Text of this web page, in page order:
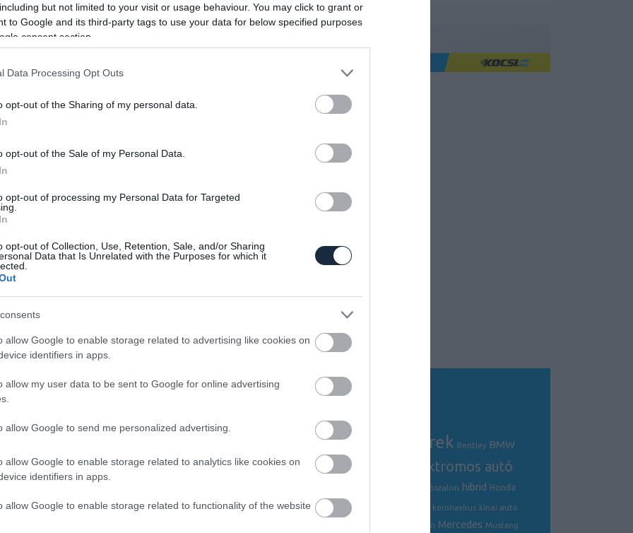
but not limited to your visit or usage behaviour. You may click to grant or
to Google and its third-party tags to use your data for below specified purposes
consent section.
Data Processing Opt Outs
opt-out of the Sharing of my personal data.
opt-out of the Sale of my Personal Data.
opt-out of processing my Personal Data for Targeted
opt-out of Collection, Use, Retention, Sale, and/or Sharing
Data that Is Unrelated with the Purposes for which it
allow Google to enable storage related to advertising like cookies on
identifiers in apps.
allow my user data to be sent to Google for online advertising
allow Google to send me personalized advertising.
allow Google to enable storage related to analytics like cookies on
identifiers in apps.
allow Google to enable storage related to functionality of the website
volt, azaz egy prototípus készült a 208 kabrióból,
Honnan lehet tudni, hogy tényleg
is bukkant a gyáriak saját múzeumában.
keménytetős CC-ként akarták megvalósítani,
megoldásra. A fix tető hiányát leszámítva az
meg. Kicsit több krómozást kapott volna
hangsúlyt kapott volna a bőrözés.
álláspont az, hogy a PSA Csoport által
és racionalizálásnak esett áldozatul a 208
az azonos alapokra építkező, egy év múlva
előtérbe, bár végül az nem teljes értékű
Tagfelhő
autós hírek Bentley BMW
crossover elektromos autó
genfi autószalon hibrid Honda
hyundai koronavírus kínai autó
McLaren Mercedes Mustang